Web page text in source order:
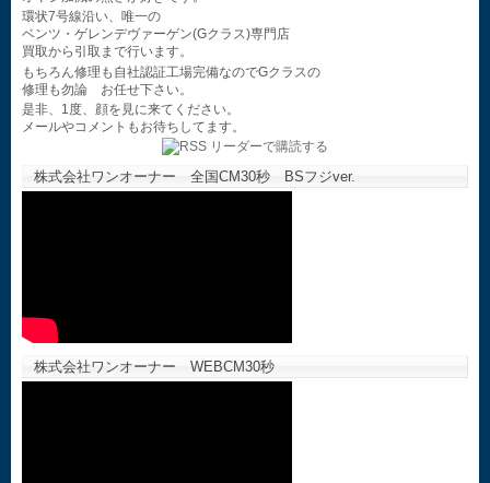
環状7号線沿い、唯一の
ベンツ・ゲレンデヴァーゲン(Gクラス)専門店
買取から引取まで行います。
もちろん修理も自社認証工場完備なのでGクラスの
修理も勿論 お任せ下さい。
是非、1度、顔を見に来てください。
メールやコメントもお待ちしてます。
株式会社ワンオーナー 全国CM30秒 BSフジver.
株式会社ワンオーナー WEBCM30秒